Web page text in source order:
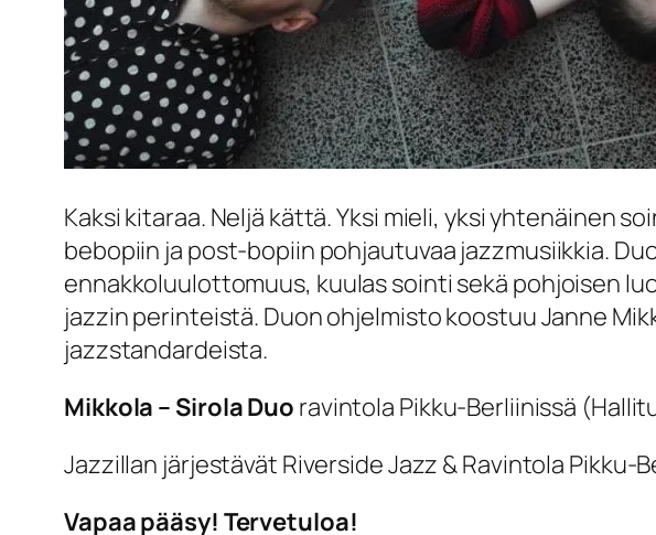
Kaksi kitaraa. Neljä kättä. Yksi mieli, yksi yhtenäinen
bebopiin ja post-bopiin pohjautuvaa jazzmusiikkia.
ennakkoluulottomuus, kuulas sointi sekä pohjoisen
jazzin perinteistä. Duon ohjelmisto koostuu Janne
jazzstandardeista.
Mikkola – Sirola Duo ravintola Pikku-Berliinissä
Jazzillan järjestävät Riverside Jazz & Ravintola Pikku-
Vapaa pääsy! Tervetuloa!